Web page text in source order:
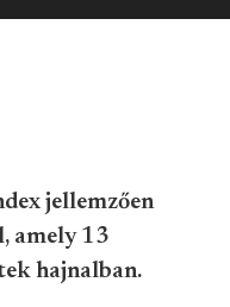
jellemzően
amely 13
hajnalban.